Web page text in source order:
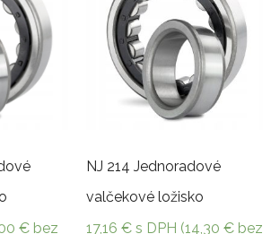
€ bez
NJ 214 Jednoradové
valčekové ložisko
17,16€ s DPH (14,30€ bez